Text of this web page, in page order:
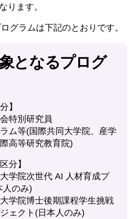
ります。
グラムは下記のとおりです。
となるプログ
】
特別研究員
ム等(国際共同大学院、産学
高等研究教育院)
分】
学院次世代 AI 人材育成プ
人のみ)
学院博士後期課程学生挑戦
ェクト(日本人のみ)